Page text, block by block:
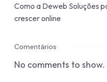
Como a Deweb Soluções
crescer online
Comentários
No comments to show.